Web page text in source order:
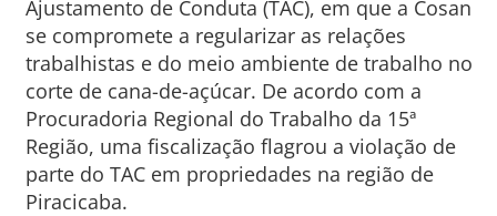
Ajustamento de Conduta (TAC), em que a Cosan
se compromete a regularizar as relações
trabalhistas e do meio ambiente de trabalho no
corte de cana-de-açúcar. De acordo com a
Procuradoria Regional do Trabalho da 15ª
Região, uma fiscalização flagrou a violação de
parte do TAC em propriedades na região de
Piracicaba.